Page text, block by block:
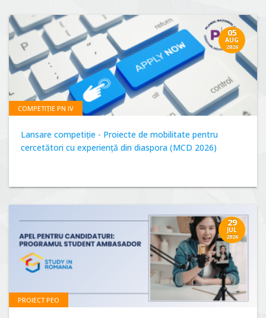
05
AUG
2026
COMPETIȚIE PN IV
Lansare competiție - Proiecte de mobilitate pentru
cercetători cu experiență din diaspora (MCD 2026)
29
JUL
2026
PROIECT PEO